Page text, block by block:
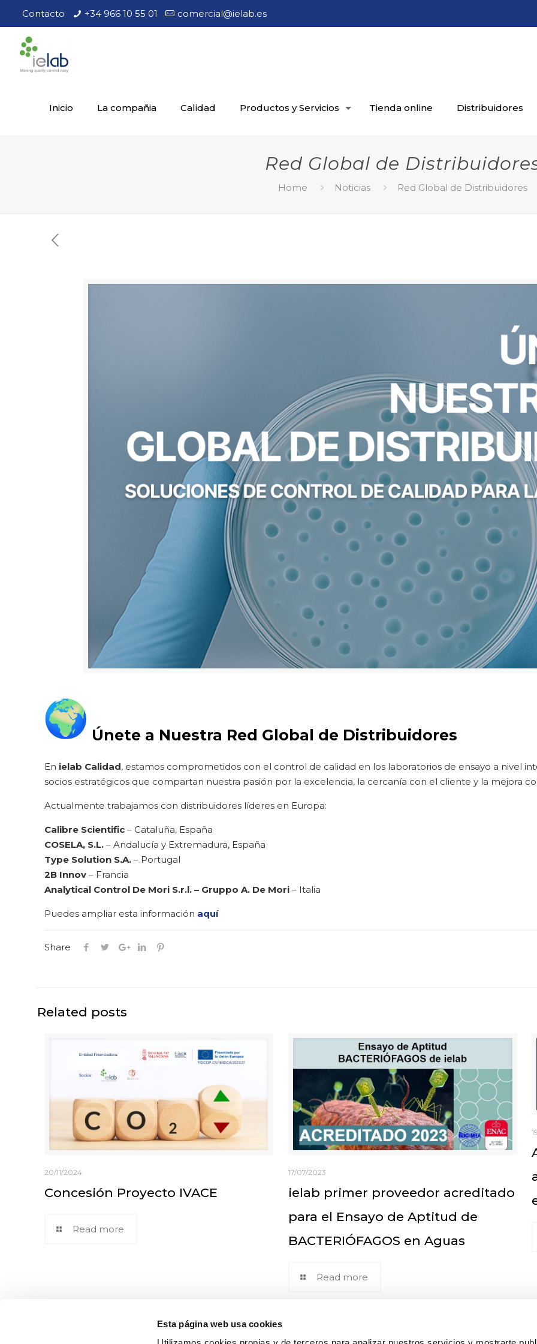
Esta página web usa cookies
Contacto +34 966 10 55 01 comercial@ielab.es
Inicio La compañia Calidad Productos y Servicios Tienda online Distribuidores
Red Global de
Home Noticias Red Global de Distribuidores
Únete a Nuestra Red Global de Distribuidores
En ielab Calidad, estamos comprometidos con el control de calidad en los laboratorios de ensayo a nivel
socios estratégicos que compartan nuestra pasión por la excelencia, la cercanía con el cliente y la mejora
Actualmente trabajamos con distribuidores líderes en Europa:
Calibre Scientific – Cataluña, España
COSELA, S.L.– Andalucía y Extremadura, España
Type Solution S.A. – Portugal
2B Innov – Francia
Analytical Control De Mori S.r.l. – Gruppo A. De Mori – Italia
Puedes ampliar esta información aquí
Share
Related posts
20/11/2024
Concesión Proyecto IVACE
Read more
17/07/2023
ielab primer proveedor acreditado
para el Ensayo de Aptitud de
BACTERIÓFAGOS en Aguas
Read more